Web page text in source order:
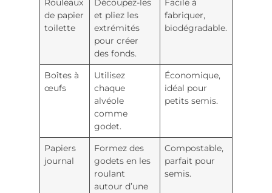
Rouleaux
de papier
toilette
Découpez-les
et pliez les
extrémités
pour créer
des fonds.
Facile à
fabriquer,
biodégradable.
Boîtes à
œufs
Utilisez
chaque
alvéole
comme
godet.
Économique,
idéal pour
petits semis.
Papiers
journal
Formez des
godets en les
roulant
autour d’une
Compostable,
parfait pour
semis.